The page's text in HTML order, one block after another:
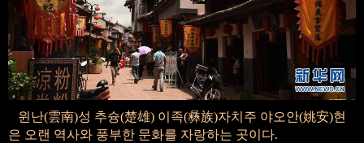
윈난(雲南)성 추슝(楚雄) 이족(彝族)자치주 야오안(姚安)현
은 오랜 역사와 풍부한 문화를 자랑하는 곳이다.